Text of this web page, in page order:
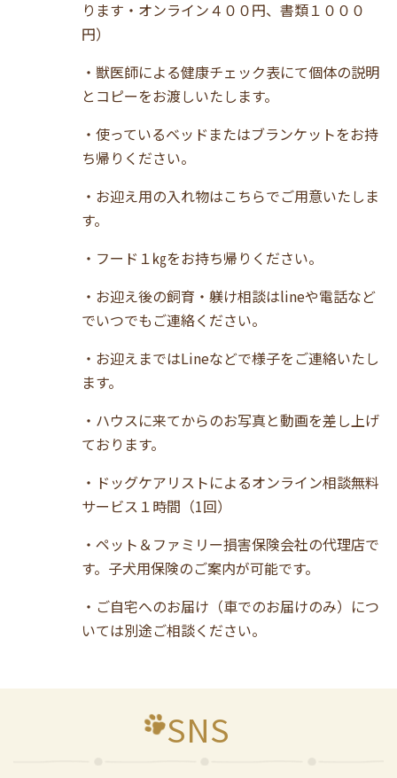
ります・オンライン４００円、書類１０００
円）
・獣医師による健康チェック表にて個体の説明
とコピーをお渡しいたします。
・使っているベッドまたはブランケットをお持
ち帰りください。
・お迎え用の入れ物はこちらでご用意いたしま
す。
・フード１㎏をお持ち帰りください。
・お迎え後の飼育・躾け相談はlineや電話など
でいつでもご連絡ください。
・お迎えまではLineなどで様子をご連絡いたし
ます。
・ハウスに来てからのお写真と動画を差し上げ
ております。
・ドッグケアリストによるオンライン相談無料
サービス１時間（1回）
・ペット＆ファミリー損害保険会社の代理店で
す。子犬用保険のご案内が可能です。
・ご自宅へのお届け（車でのお届けのみ）につ
いては別途ご相談ください。
SNS